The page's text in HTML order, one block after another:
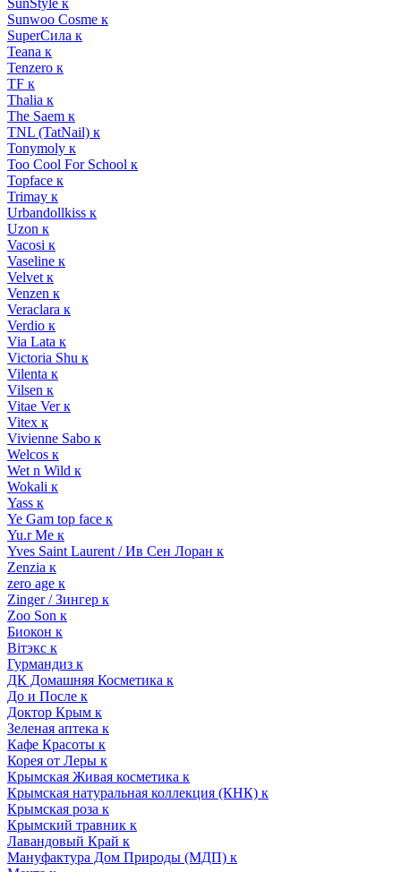
SunStyle к
Sunwoo Cosme к
SuperСила к
Teana к
Tenzero к
TF к
Thalia к
The Saem к
TNL (TatNail) к
Tonymoly к
Too Cool For School к
Topface к
Trimay к
Urbandollkiss к
Uzon к
Vacosi к
Vaseline к
Velvet к
Venzen к
Veraclara к
Verdio к
Via Lata к
Victoria Shu к
Vilenta к
Vilsen к
Vitae Ver к
Vitex к
Vivienne Sabo к
Welcos к
Wet n Wild к
Wokali к
Yass к
Ye Gam top face к
Yu.r Me к
Yves Saint Laurent / Ив Сен Лоран к
Zenzia к
zero age к
Zinger / Зингер к
Zoo Son к
Биокон к
Вiтэкс к
Гурмандиз к
ДК Домашняя Косметика к
До и После к
Доктор Крым к
Зеленая аптека к
Кафе Красоты к
Корея от Леры к
Крымская Живая косметика к
Крымская натуральная коллекция (КНК) к
Крымская роза к
Крымский травник к
Лавандовый Край к
Мануфактура Дом Природы (МДП) к